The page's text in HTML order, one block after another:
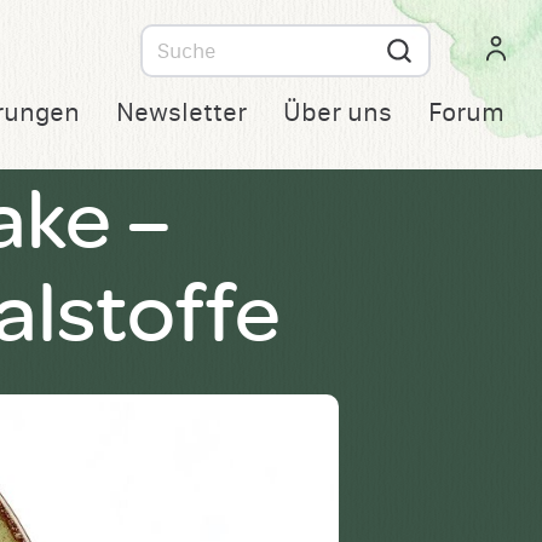
Suche
nach
Newsletter Über uns Forum
–